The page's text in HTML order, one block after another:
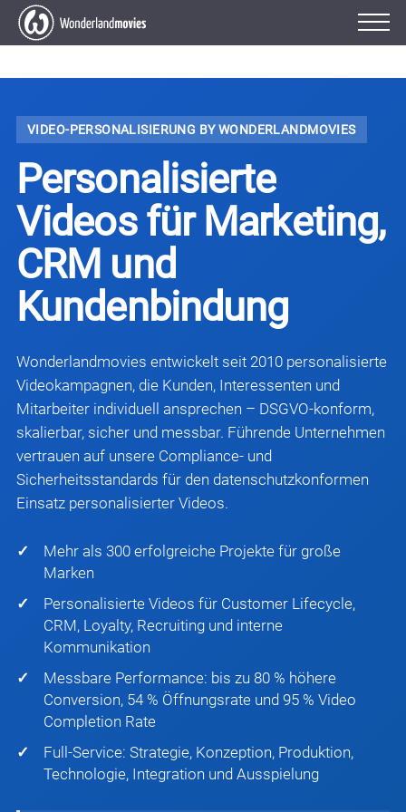
VIDEO-PERSONALISIERUNG BY WONDERLANDMOVIES
Personalisierte
Videos für Marketing,
CRM und
Kundenbindung
Wonderlandmovies entwickelt seit 2010 personalisierte
Videokampagnen, die Kunden, Interessenten und
Mitarbeiter individuell ansprechen – DSGVO-konform,
skalierbar, sicher und messbar. Führende Unternehmen
vertrauen auf unsere Compliance- und
Sicherheitsstandards für den datenschutzkonformen
Einsatz personalisierter Videos.
Mehr als 300 erfolgreiche Projekte für große
Marken
Personalisierte Videos für Customer Lifecycle,
CRM, Loyalty, Recruiting und interne
Kommunikation
Messbare Performance: bis zu 80 % höhere
Conversion, 54 % Öffnungsrate und 95 % Video
Completion Rate
Full-Service: Strategie, Konzeption, Produktion,
Technologie, Integration und Ausspielung